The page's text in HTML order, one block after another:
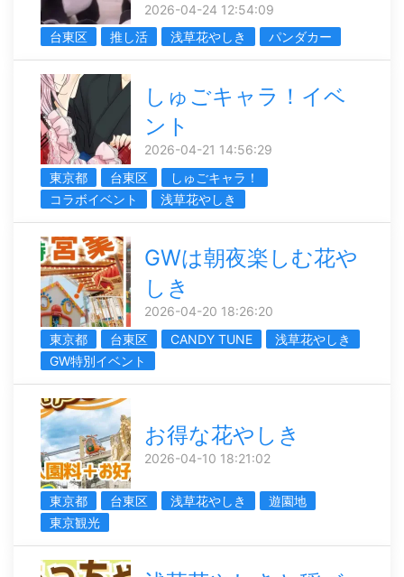
2026-04-24 12:54:09
台東区
推し活 浅草花やしき パンダカー
しゅごキャラ！イベ
ント
2026-04-21 14:56:29
東京都
台東区
しゅごキャラ！
コラボイベント
浅草花やしき
GWは朝夜楽しむ花や
しき
2026-04-20 18:26:20
東京都
台東区 CANDY TUNE
浅草花やしき
GW特別イベント
お得な花やしき
2026-04-10 18:21:02
東京都 台東区 浅草花やしき
遊園地
東京観光